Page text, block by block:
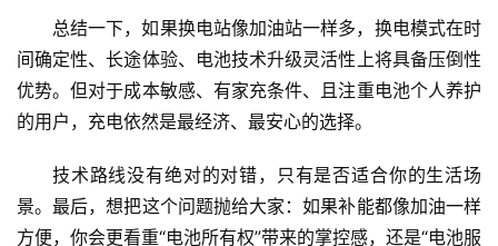
总结一下，如果换电站像加油站一样多，换电模式在时
间确定性、长途体验、电池技术升级灵活性 上将具备压倒性
优势。但对于成本敏感、有家充条件、且注重电池个人养护
的用户，充电依然是最经济、最安心的选择。
技术路线没有绝对的对错，只有是否适合你的生活场
景。最后，想把这个问题抛给大家：如果补能都像加油一样
方便，你会更看重“电池所有权”带来的掌控感，还是“电池服